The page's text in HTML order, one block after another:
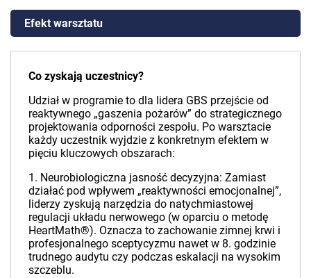
Efekt warsztatu
Co zyskają uczestnicy?
Udział w programie to dla lidera GBS przejście od
reaktywnego „gaszenia pożarów” do strategicznego
projektowania odporności zespołu. Po warsztacie
każdy uczestnik wyjdzie z konkretnym efektem w
pięciu kluczowych obszarach:
1. Neurobiologiczna jasność decyzyjna: Zamiast
działać pod wpływem „reaktywności emocjonalnej”,
liderzy zyskują narzędzia do natychmiastowej
regulacji układu nerwowego (w oparciu o metodę
HeartMath®). Oznacza to zachowanie zimnej krwi i
profesjonalnego sceptycyzmu nawet w 8. godzinie
trudnego audytu czy podczas eskalacji na wysokim
szczeblu.